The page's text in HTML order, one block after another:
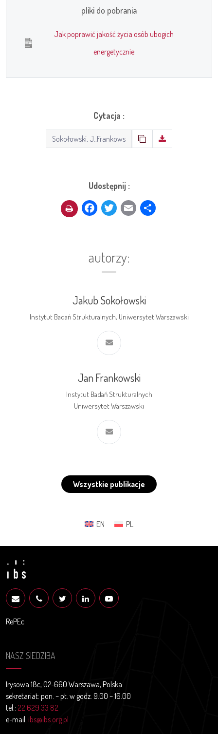
pliki do pobrania
Jak poprawić jakość życia osób ubogich
energetycznie
Cytacja :
Udostępnij :
Facebook
Twitter
Email
autorzy:
Jakub Sokołowski
Instytut Badań Strukturalnych, Uniwersytet Warszawski
Jan Frankowski
Instytut Badań Strukturalnych
Uniwersytet Warszawski
Wszystkie publikacje
EN PL
RePEc
NASZ SIEDZIBA
Irysowa 18c, 02-660 Warszawa, Polska
sekretariat: pon. – pt. w godz. 9.00 – 16.00
tel.: 22 629 33 82
e-mail: ibs@ibs.org.pl